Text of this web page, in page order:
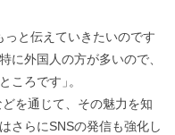
と伝えていきたいのです
に外国人の方が多いので、
ころです 」 。
を通じて、その魅力を知
さらにSNSの発信も強化し